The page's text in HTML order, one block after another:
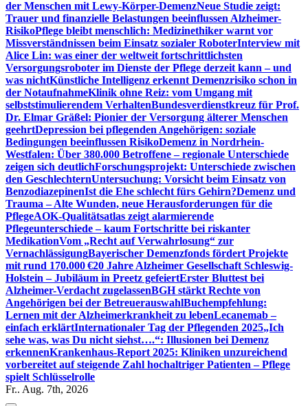
der Menschen mit Lewy-Körper-DemenzNeue Studie zeigt:
Trauer und finanzielle Belastungen beeinflussen Alzheimer-
RisikoPflege bleibt menschlich: Medizinethiker warnt vor
Missverständnissen beim Einsatz sozialer RoboterInterview mit
Alice Lin: was einer der weltweit fortschrittlichsten
Versorgungsroboter im Dienste der Pflege derzeit kann – und
was nichtKünstliche Intelligenz erkennt Demenzrisiko schon in
der NotaufnahmeKlinik ohne Reiz: vom Umgang mit
selbststimulierendem VerhaltenBundesverdienstkreuz für Prof.
Dr. Elmar Gräßel: Pionier der Versorgung älterer Menschen
geehrtDepression bei pflegenden Angehörigen: soziale
Bedingungen beeinflussen RisikoDemenz in Nordrhein-
Westfalen: Über 380.000 Betroffene – regionale Unterschiede
zeigen sich deutlichForschungsprojekt: Unterschiede zwischen
den GeschlechternUntersuchung: Vorsicht beim Einsatz von
BenzodiazepinenIst die Ehe schlecht fürs Gehirn?Demenz und
Trauma – Alte Wunden, neue Herausforderungen für die
PflegeAOK-Qualitätsatlas zeigt alarmierende
Pflegeunterschiede – kaum Fortschritte bei riskanter
MedikationVom „Recht auf Verwahrlosung“ zur
VernachlässigungBayerischer Demenzfonds fördert Projekte
mit rund 170.000 €20 Jahre Alzheimer Gesellschaft Schleswig-
Holstein – Jubiläum in Preetz gefeiertErster Bluttest bei
Alzheimer-Verdacht zugelassenBGH stärkt Rechte von
Angehörigen bei der BetreuerauswahlBuchempfehlung:
Lernen mit der Alzheimerkrankheit zu lebenLecanemab –
einfach erklärtInternationaler Tag der Pflegenden 2025„Ich
sehe was, was Du nicht siehst….“: Illusionen bei Demenz
erkennenKrankenhaus-Report 2025: Kliniken unzureichend
vorbereitet auf steigende Zahl hochaltriger Patienten – Pflege
spielt Schlüsselrolle
Fr.. Aug. 7th, 2026